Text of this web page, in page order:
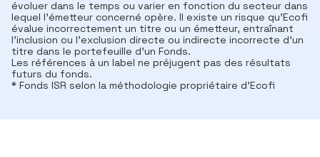
évoluer dans le temps ou varier en fonction du secteur dans
lequel l'émetteur concerné opère. Il existe un risque qu’Ecofi
évalue incorrectement un titre ou un émetteur, entraînant
l'inclusion ou l'exclusion directe ou indirecte incorrecte d'un
titre dans le portefeuille d'un Fonds.
Les références à un label ne préjugent pas des résultats
futurs du fonds.
* Fonds ISR selon la méthodologie propriétaire d’Ecofi